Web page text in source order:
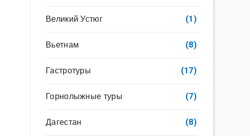
Великий Устюг (1)
Вьетнам (8)
Гастротуры (17)
Горнолыжные туры (7)
Дагестан (8)